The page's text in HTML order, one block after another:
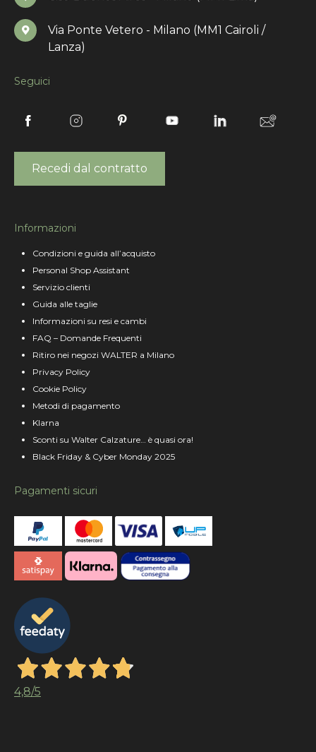
Via Ponte Vetero - Milano (MM1 Cairoli /
Lanza)
Seguici
Recedi dal contratto
Informazioni
Condizioni e guida all’acquisto
Personal Shop Assistant
Servizio clienti
Guida alle taglie
Informazioni su resi e cambi
FAQ – Domande Frequenti
Ritiro nei negozi WALTER a Milano
Privacy Policy
Cookie Policy
Metodi di pagamento
Klarna
Sconti su Walter Calzature… è quasi ora!
Black Friday & Cyber Monday 2025
Pagamenti sicuri
4,8/5